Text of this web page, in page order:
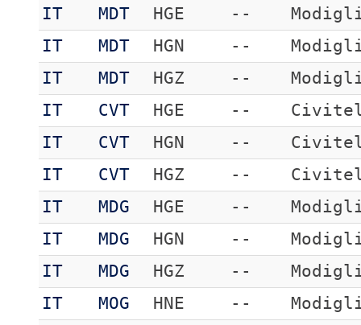
IT
MDT HGE --
IT
MDT HGN --
IT
MDT HGZ --
IT
CVT HGE --
IT
CVT HGN --
IT
CVT HGZ --
IT
MDG HGE --
IT
MDG HGN --
IT
MDG HGZ --
IT
MOG HNE --